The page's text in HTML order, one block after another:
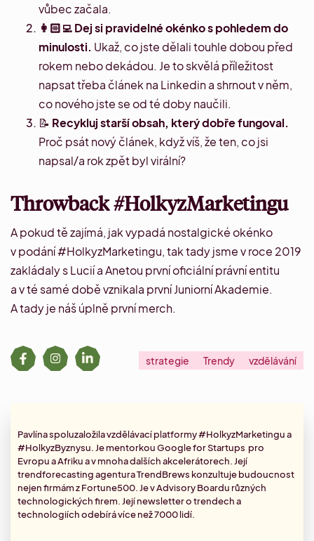
vůbec začala.
👩🏻‍💻 Dej si pravidelné okénko s pohledem do
minulosti. Ukaž, co jste dělali touhle dobou před
rokem nebo dekádou. Je to skvělá příležitost
napsat třeba článek na Linkedin a shrnout v něm,
co nového jste se od té doby naučili.
📝 Recykluj starší obsah, který dobře fungoval.
Proč psát nový článek, když víš, že ten, co jsi
napsal/a rok zpět byl virální?
Throwback #HolkyzMarketingu
A pokud tě zajímá, jak vypadá nostalgické okénko
v podání #HolkyzMarketingu, taktadyjsme v roce 2019
zakládaly s Lucií a Anetou první oficiální právní entitu
a v té samé době vznikala prvníJuniorní Akademie.
Atadyje náš úplně první merch.
strategie Trendy vzdělávání
Pavlína spoluzaložila vzdělávací platformy #HolkyzMarketingu a
#HolkyzByznysu. Je mentorkou Google for Startups pro
Evropu a Afriku a v mnoha dalších akcelerátorech. Její
trendforecasting agentura TrendBrews konzultuje budoucnost
nejen firmám z Fortune500. Je v Advisory Boardu různých
technologických firem. Jejínewslettero trendech a
technologiích odebírá více než 7000 lidí.